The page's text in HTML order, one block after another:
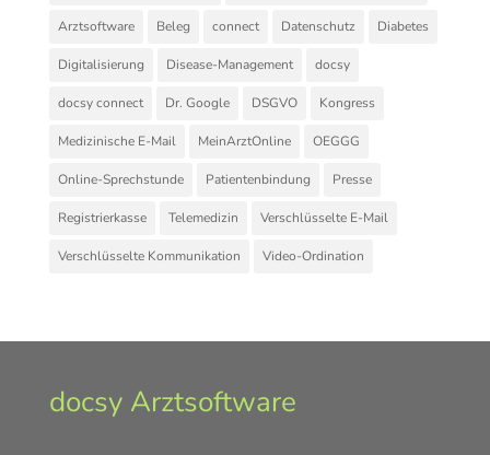
Arztsoftware Beleg connect Datenschutz Diabetes
Digitalisierung Disease-Management docsy
docsy connect Dr. Google DSGVO Kongress
Medizinische E-Mail MeinArztOnline OEGGG
Online-Sprechstunde Patientenbindung Presse
Registrierkasse Telemedizin Verschlüsselte E-Mail
Verschlüsselte Kommunikation Video-Ordination
docsy Arztsoftware